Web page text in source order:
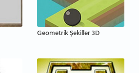
Geometrik Şekiller 3D